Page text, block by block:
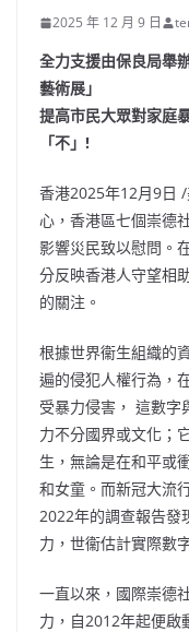
2025 年 12 月 9 日
全力支援由保良局舉
藝術展」
提高市民大眾對家庭
「不」!
香港2025年12月9日 /
心，香港區七個崇德
影響災民致以慰問。
分反映香港人守望相
的關注。
根據世界衞生組織的
遍的侵犯人權行為，
受暴力侵害， 這數字
力不分國界或文化；
生，無論是在和平或
和女童。而新冠大流
2022年的調查報告發
力，世衞估計實際數
一直以來，國際崇德
力，自2012年起便啟